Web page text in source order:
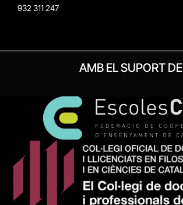
932 311 247
AMB EL SUPORT DE